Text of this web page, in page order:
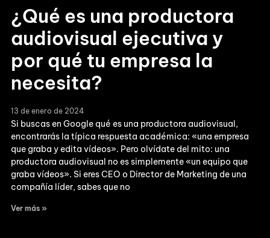
¿Qué es una productora
audiovisual ejecutiva y
por qué tu empresa la
necesita?
13 de enero de 2024
Si buscas en Google qué es una productora audiovisual,
encontrarás la típica respuesta académica: «una empresa
que graba y edita vídeos». Pero olvídate del mito: una
productora audiovisual no es simplemente «un equipo que
graba vídeos». Si eres CEO o Director de Marketing de una
compañía líder, sabes que no
Ver más »